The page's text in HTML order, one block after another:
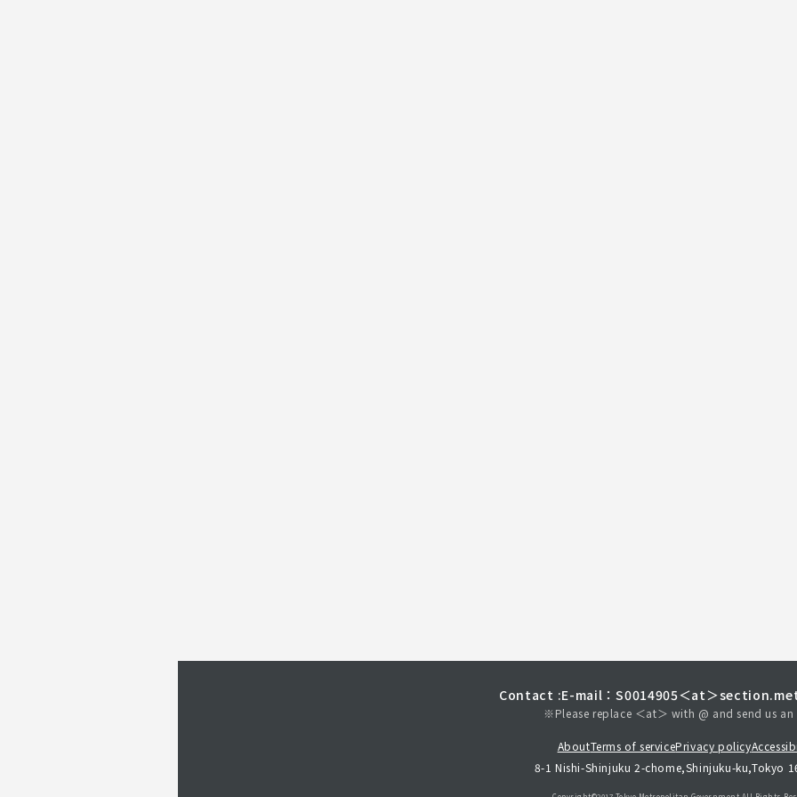
Contact :E-mail：S0014905＜at＞
※Please replace ＜at＞ with @ and send us
AboutTerms of servicePrivacy policy
8-1 Nishi-Shinjuku 2-chome,Shinjuku-ku,Tokyo